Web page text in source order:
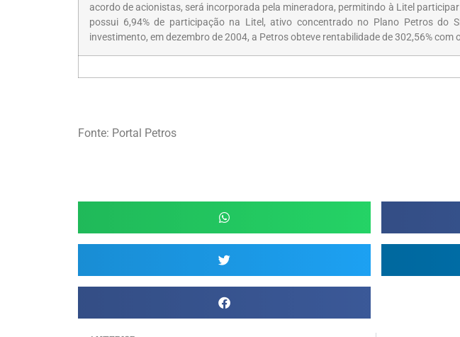
acordo de acionistas, será incorporada pela mineradora, permitindo à Litel
possui 6,94% de participação na Litel, ativo concentrado no Plano Petros do
investimento, em dezembro de 2004, a Petros obteve rentabilidade de 302,56%
Fonte: Portal Petros